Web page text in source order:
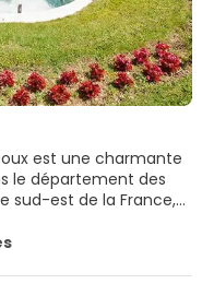
est une charmante
le département des
sud-est de la France,
et de lavande.